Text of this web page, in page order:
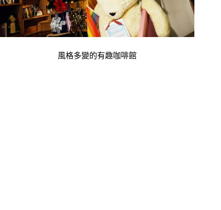
風格多變的有趣咖啡館